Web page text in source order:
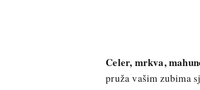
Celer, mrkva,
pruža vašim zubima